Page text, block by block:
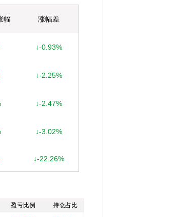
幅 涨幅差
↓-0.93%
↓-2.25%
↓-2.47%
↓-3.02%
↓-22.26%
盈亏比例 持仓占比